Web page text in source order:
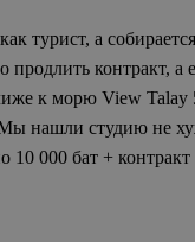
а
контракт, а
к морю View
студию не
10 000 бат +